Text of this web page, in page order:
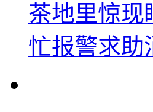
茶地里惊现
忙报警求助